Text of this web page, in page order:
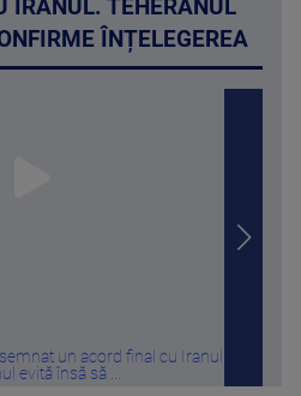
IRANUL. TEHERANUL
ÎNȚELEGEREA
un acord final cu Iranul.
evită însă să ...